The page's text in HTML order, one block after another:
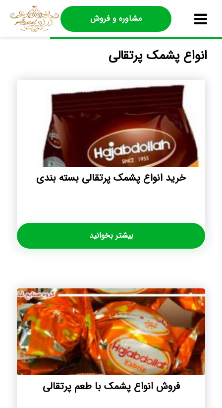
مشاوره و فروش
انواع پشمک پرتقالی
خرید انواع پشمک پرتقالی بسته بندی
بیشتر بخوانید
فروش انواع پشمک با طعم پرتقالی